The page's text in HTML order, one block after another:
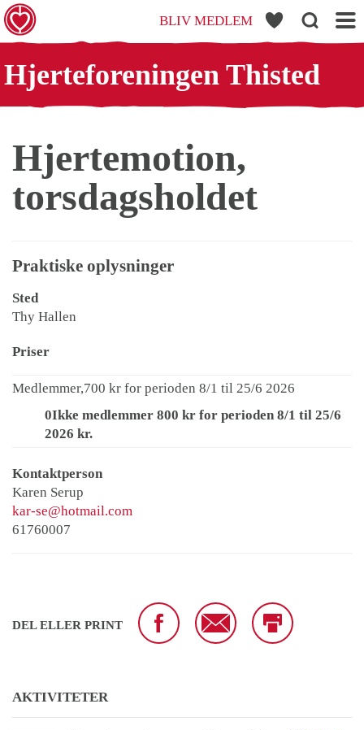
BLIV MEDLEM
Hjerteforeningen Thisted
Hjertemotion,
torsdagsholdet
Praktiske oplysninger
Sted
Thy Hallen
Priser
Medlemmer,700 kr for perioden 8/1 til 25/6 2026
0Ikke medlemmer 800 kr for perioden 8/1 til 25/6
2026 kr.
Kontaktperson
Karen Serup
kar-se@hotmail.com
61760007
DEL ELLER PRINT
AKTIVITETER